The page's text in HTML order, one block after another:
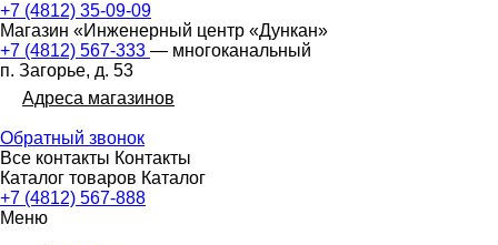
+7 (4812) 35-09-09
Магазин «Инженерный центр «Дункан»
+7 (4812) 567-333 — многоканальный
п. Загорье, д. 53
Адреса магазинов
Обратный звонок
Все контакты Контакты
Каталог товаров Каталог
+7 (4812) 567-888
Меню